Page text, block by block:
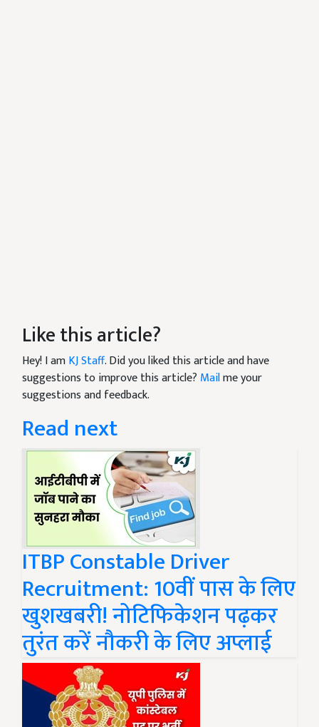
Like this article?
Hey! I amKJ Staff. Did you liked this article and have
suggestions to improve this article? Mailme your
suggestions and feedback.
Read next
ITBP Constable Driver
Recruitment: 10वीं पास के लिए
खुशखबरी! नोटिफिकेशन पढ़कर
तुरंत करें नौकरी के लिए अप्लाई